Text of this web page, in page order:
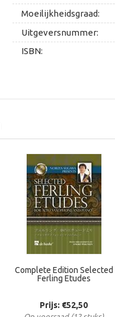
Moeilijkheidsgraad:
Uitgeversnummer:
ISBN:
Complete Edition Selected
Ferling Etudes
Prijs: €52,50